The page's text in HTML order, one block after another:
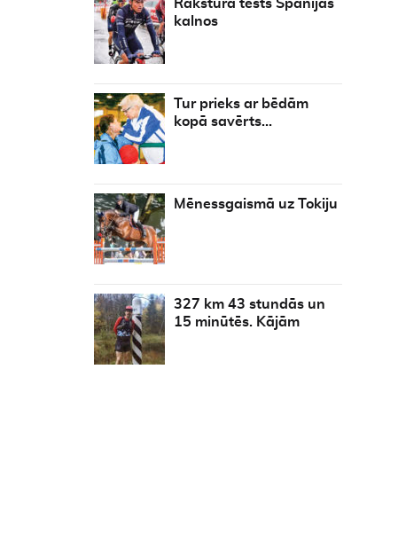
Rakstura tests Spānijas
kalnos
Tur prieks ar bēdām
kopā savērts…
Mēnessgaismā uz Tokiju
327 km 43 stundās un
15 minūtēs. Kājām